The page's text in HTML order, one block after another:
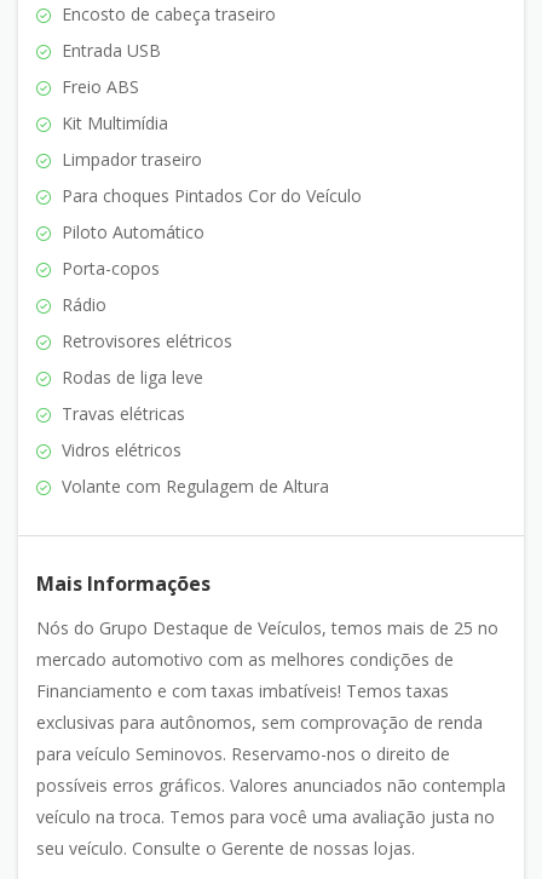
Encosto de cabeça traseiro
Entrada USB
Freio ABS
Kit Multimídia
Limpador traseiro
Para choques Pintados Cor do Veículo
Piloto Automático
Porta-copos
Rádio
Retrovisores elétricos
Rodas de liga leve
Travas elétricas
Vidros elétricos
Volante com Regulagem de Altura
Mais Informações
Nós do Grupo Destaque de Veículos, temos mais de 25 no
mercado automotivo com as melhores condições de
Financiamento e com taxas imbatíveis! Temos taxas
exclusivas para autônomos, sem comprovação de renda
para veículo Seminovos. Reservamo-nos o direito de
possíveis erros gráficos. Valores anunciados não contempla
veículo na troca. Temos para você uma avaliação justa no
seu veículo. Consulte o Gerente de nossas lojas.